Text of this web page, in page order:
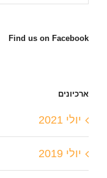
Find us on Facebook
ארכיונים
יולי 2021
יולי 2019